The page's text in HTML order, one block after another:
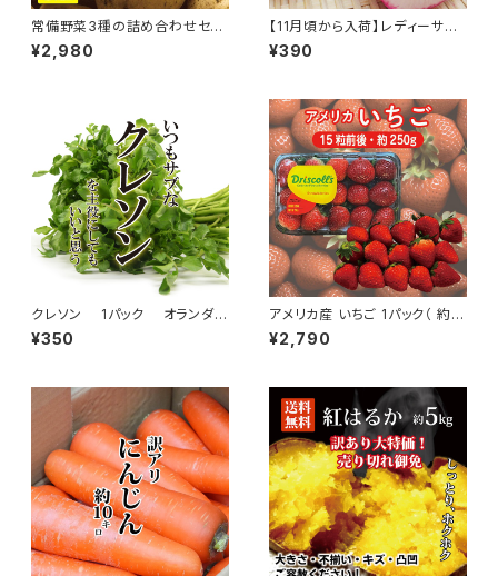
常備野菜3種の詰め合わせセッ
ト ♪ じゃがいも、人参、玉葱♪
¥2,980
【11月頃から入荷】レディーサラ
ダ大根 1本
¥390
クレソン 1パック オランダカ
ラシ 野菜鍋 おしゃれ サラダ
¥350
アメリカ産 いちご 1パック（ 約2
50g・15粒前後）【USAイチゴ フ
レッシュ 生 ストロベリー ケーキ
¥2,790